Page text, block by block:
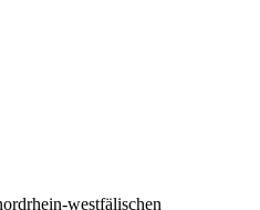
westfälischen